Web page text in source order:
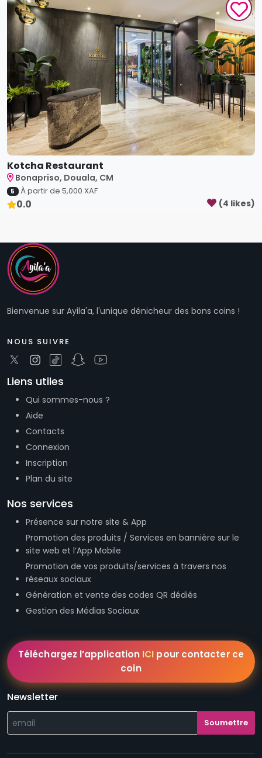
Kotcha Restaurant
Bonapriso, Douala, CM
5 À partir de5,000 XAF
0.0 (4likes)
NOUS SUIVRE
Liens utiles
Aide
Contacts
Inscription
Plan du site
Nos services
Présence sur notre site & App
Promotion des produits / Services en bannière sur le
site web et l’App Mobile
réseaux sociaux
Génération et vente des codes QR dédiés
Gestion des Médias Sociaux
Téléchargez l’application
coin
Conditions Générales de Vente
Conditions Générales d'Utilisation
Mentions légales
© Ayila'a